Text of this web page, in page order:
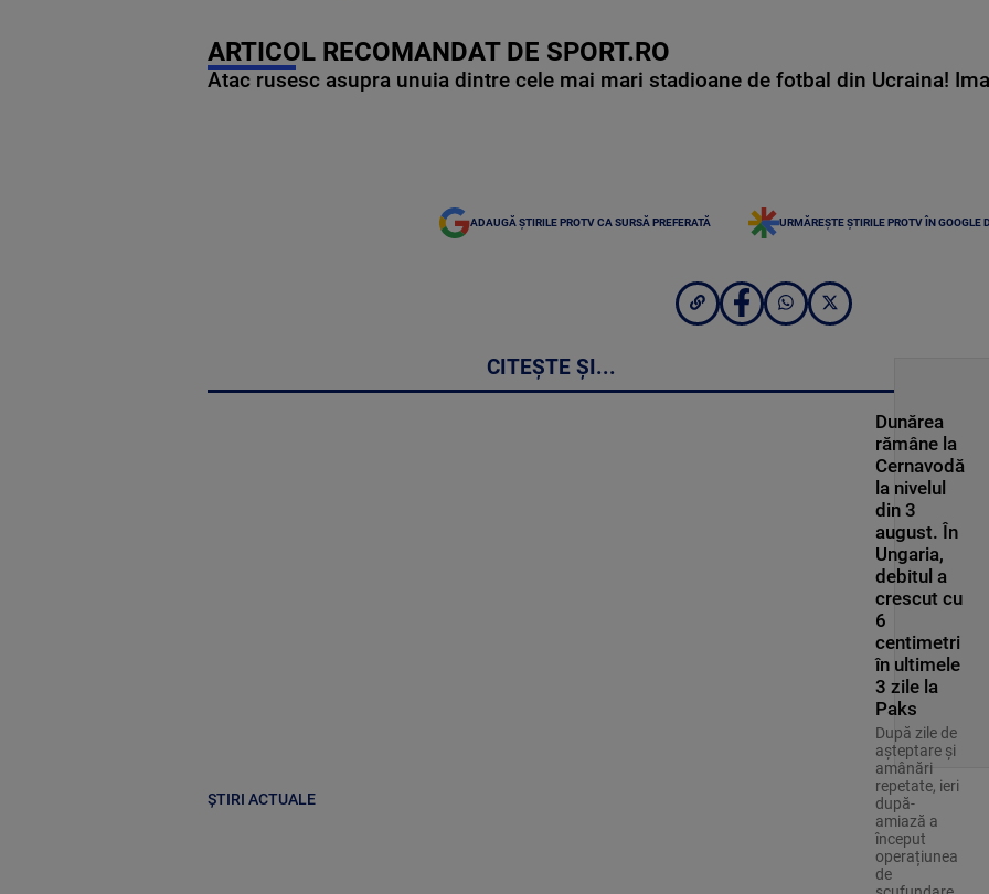
ARTICOL RECOMANDAT DE SPORT.RO
Atac rusesc asupra unuia dintre cele mai mari stadioane de fotbal din Ucraina!
ADAUGĂ ȘTIRILE PROTV CA SURSĂ PREFERATĂ URMĂREȘTE ȘTIRILE PROTV ÎN GOOGLE
CITEȘTE ȘI...
ȘTIRI ACTUALE
Dunărea
rămâne la
Cernavodă
la nivelul
din 3
august. În
Ungaria,
debitul a
crescut cu
6
centimetri
în ultimele
3 zile la
Paks
După zile de
așteptare și
amânări
repetate, ieri
după-
amiază a
început
operațiunea
de